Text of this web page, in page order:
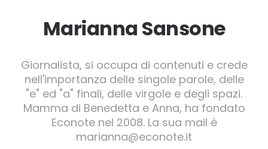
Marianna Sansone
Giornalista, si occupa di contenuti e crede
nell'importanza delle singole parole, delle
"e" ed "a" finali, delle virgole e degli spazi.
Mamma di Benedetta e Anna, ha fondato
Econote nel 2008. La sua mail è
marianna@econote.it